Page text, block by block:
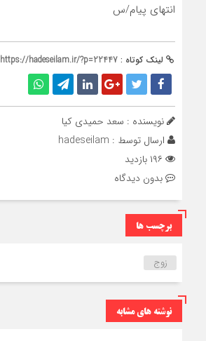
انتهای پیام/س
لینک کوتاه : https://hadeseilam.ir/?p=22447
نویسنده : سعد حمیدی کیا
ارسال توسط : hadeseilam
بدون دیدگاه
برچسب ها
زوج
نوشته های مشابه